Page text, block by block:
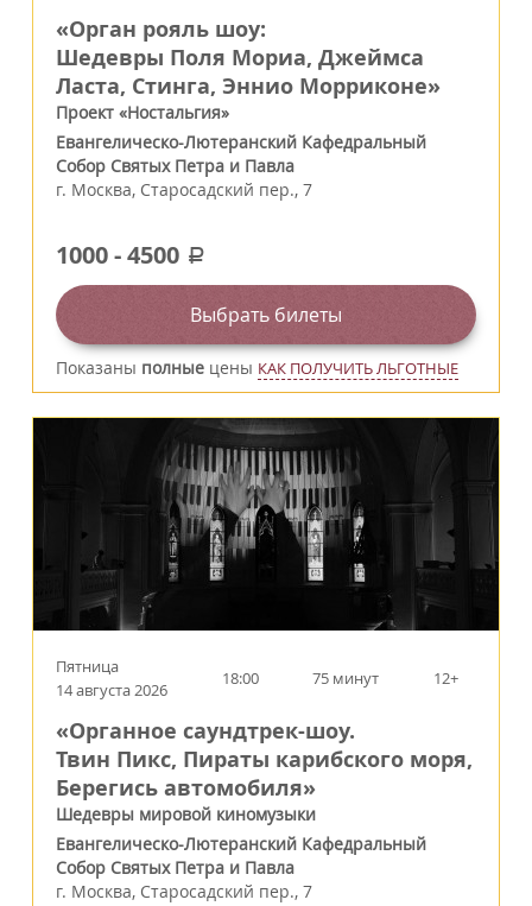
«Орган рояль шоу:
Шедевры Поля Мориа, Джеймса
Ласта, Стинга, Эннио Морриконе»
Проект «Ностальгия»
Евангелическо-Лютеранский Кафедральный
Собор Святых Петра и Павла
г. Москва, Старосадский пер., 7
1000-4500 a
Выбрать билеты
Показаны полные цены КАК ПОЛУЧИТЬ ЛЬГОТНЫЕ
Пятница
14 августа 2026
18:00 75 минут 12+
«Органное саундтрек-шоу.
Твин Пикс, Пираты карибского моря,
Берегись автомобиля»
Шедевры мировой киномузыки
Евангелическо-Лютеранский Кафедральный
Собор Святых Петра и Павла
г. Москва, Старосадский пер., 7